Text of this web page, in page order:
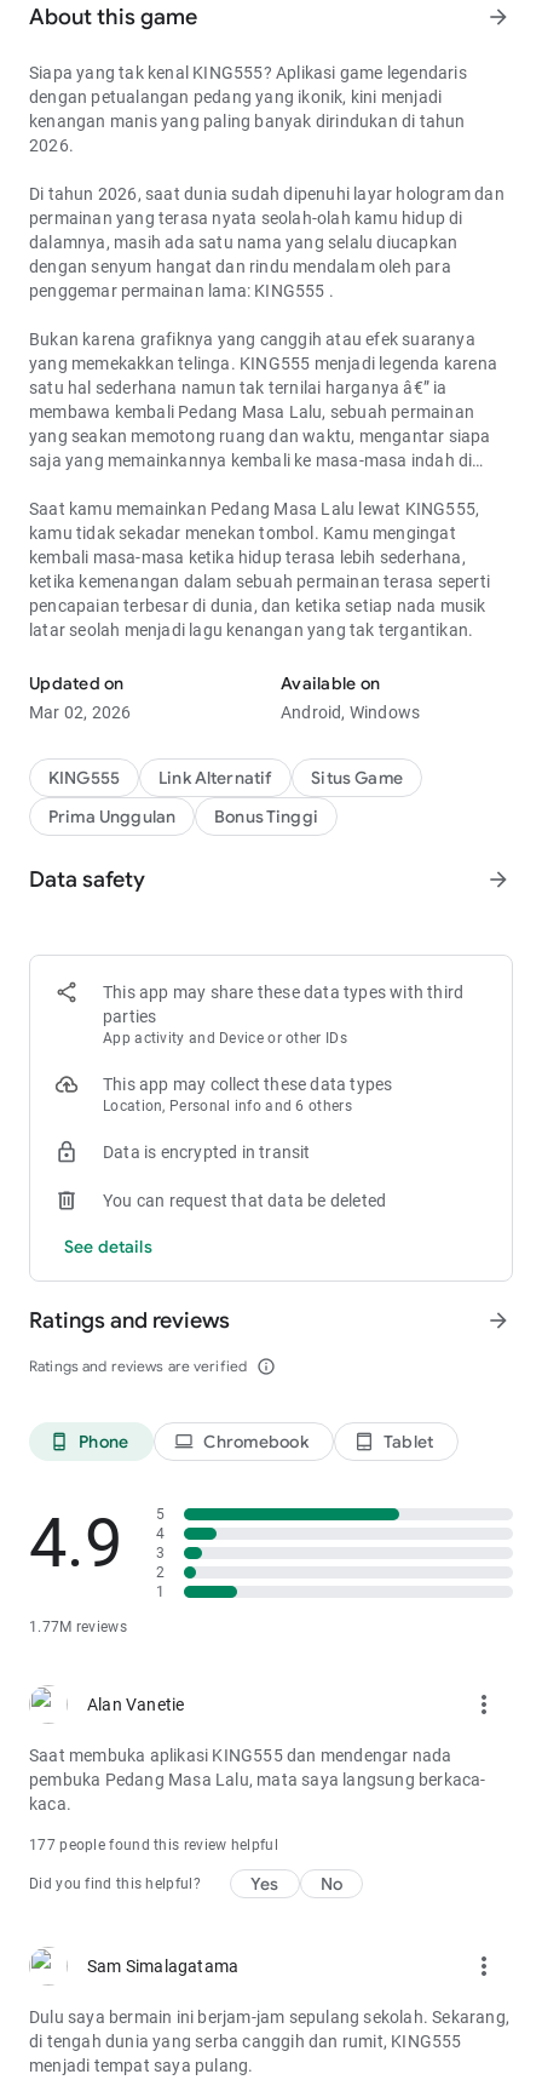
About this game arrow_forward
Siapa yang tak kenal KING555? Aplikasi game legendaris
dengan petualangan pedang yang ikonik, kini menjadi
kenangan manis yang paling banyak dirindukan di tahun
2026.
Di tahun 2026, saat dunia sudah dipenuhi layar hologram dan
permainan yang terasa nyata seolah-olah kamu hidup di
dalamnya, masih ada satu nama yang selalu diucapkan
dengan senyum hangat dan rindu mendalam oleh para
penggemar permainan lama: KING555 .
Bukan karena grafiknya yang canggih atau efek suaranya
yang memekakkan telinga. KING555 menjadi legenda karena
satu hal sederhana namun tak ternilai harganya â€” ia
membawa kembali Pedang Masa Lalu, sebuah permainan
yang seakan memotong ruang dan waktu, mengantar siapa
saja yang memainkannya kembali ke masa-masa indah di
Saat kamu memainkan Pedang Masa Lalu lewat KING555,
kamu tidak sekadar menekan tombol. Kamu mengingat
kembali masa-masa ketika hidup terasa lebih sederhana,
ketika kemenangan dalam sebuah permainan terasa seperti
pencapaian terbesar di dunia, dan ketika setiap nada musik
latar seolah menjadi lagu kenangan yang tak tergantikan.
Updated on
Mar 02, 2026
Available on
Android, Windows
KING555 Link Alternatif
Situs Game
Prima Unggulan
Bonus Tinggi
Data safety arrow_forward
This app may share these data types with third
parties
App activity and Device or other IDs
This app may collect these data types
Location, Personal info and 6 others
Data is encrypted in transit
You can request that data be deleted
See details
Ratings and reviews
Ratings and reviews are verified info_outline
arrow_forward
phone_android Phone laptop Chromebook tablet_android Tablet
4.9
1.77M reviews
5
4
3
2
1
Alan Vanetie more_vert
Saat membuka aplikasi KING555 dan mendengar nada
pembuka Pedang Masa Lalu, mata saya langsung berkaca-
kaca.
177 people found this review helpful
Did you find this helpful? Yes No
Sam Simalagatama more_vert
Dulu saya bermain ini berjam-jam sepulang sekolah. Sekarang,
di tengah dunia yang serba canggih dan rumit, KING555
menjadi tempat saya pulang.